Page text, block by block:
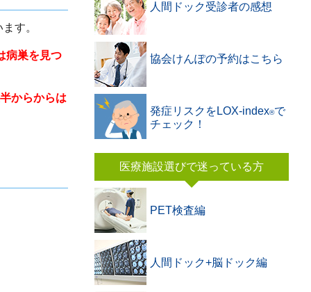
す。
病巣を見つ
からからは
人間ドック受診者の感想
協会けんぽの予約はこちら
発症リスクをLOX-index®️で
チェック！
医療施設選びで迷っている方
PET検査編
人間ドック+脳ドック編